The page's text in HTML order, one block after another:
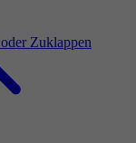
Zuklappen